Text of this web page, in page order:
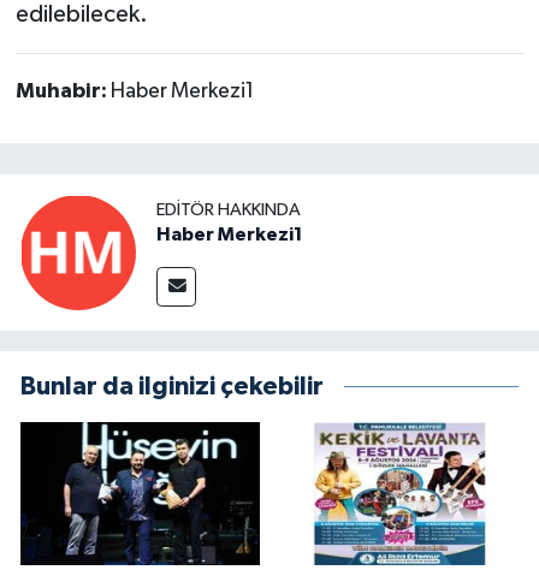
edilebilecek.
Muhabir: Haber Merkezi1
EDITÖR HAKKINDA
Haber Merkezi1
Bunlar da ilginizi çekebilir